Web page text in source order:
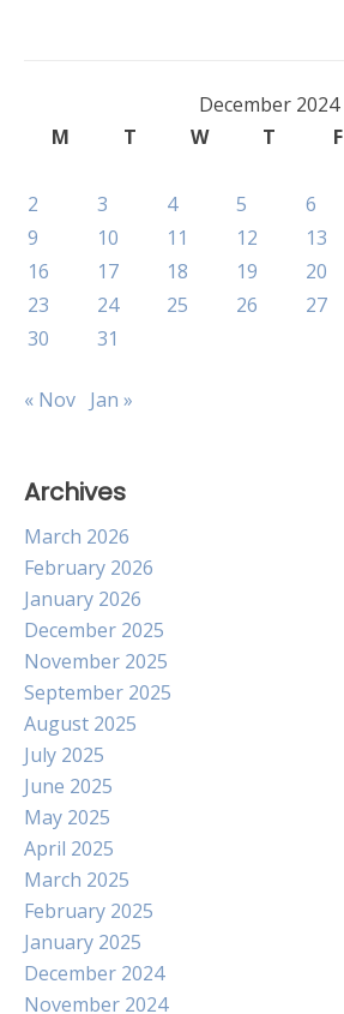
December 2024
M
T W T F
2
3 4 5 6
9
10 11 12 13
16
17 18 19 20
23
24 25 26 27
30
31
« Nov Jan »
Archives
March 2026
February 2026
January 2026
December 2025
November 2025
September 2025
August 2025
July 2025
June 2025
May 2025
April 2025
March 2025
February 2025
January 2025
December 2024
November 2024